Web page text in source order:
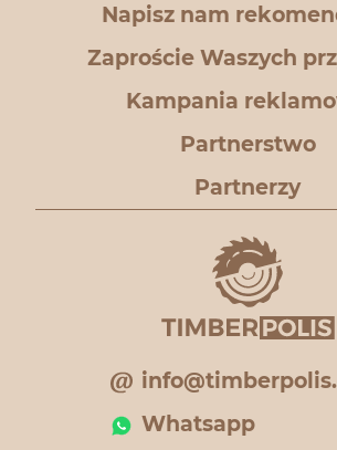
Napisz nam
Zaproście Waszych
Kampania
Partnerstwo
Partnerzy
Whatsapp